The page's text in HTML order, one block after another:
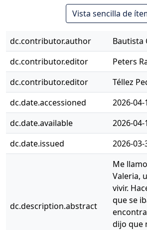
Vista sencilla de
dc.contributor.author
Bautista
dc.contributor.editor
Peters
dc.contributor.editor
Téllez
dc.date.accessioned
2026-04-
dc.date.available
2026-04-
dc.date.issued
2026-03-
dc.description.abstract
Me
Valeria,
vivir.
que se
dijo que